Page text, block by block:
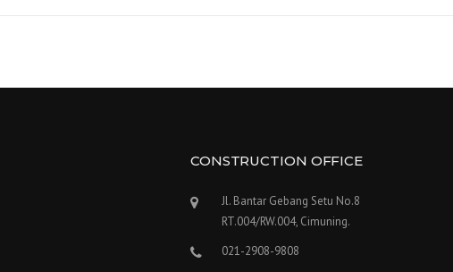
CONSTRUCTION OFFICE
Jl. Bantar Gebang Setu No.8
RT.004/RW.004, Cimuning.
021-2908-9808